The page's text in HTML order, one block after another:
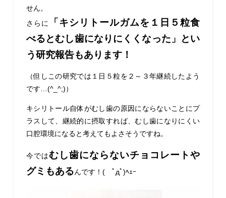
せん。
さらに
「キシリトールガムを１日５粒食
べるとむし歯になりにくくなった」とい
う研究報告もあります！
（但しこの研究では１日５粒を２～３年継続したよう
です…(^_^;)）
キシリトール自体がむし歯の原因にならないことにプ
ラスして、継続的に摂取すれば、むし歯になりにくい
口腔環境になると考えてもよさそうですね。
今ではむし歯にならないチョコレートや
グミもあるんです！( ﾟдﾟ)ﾍｪｰ